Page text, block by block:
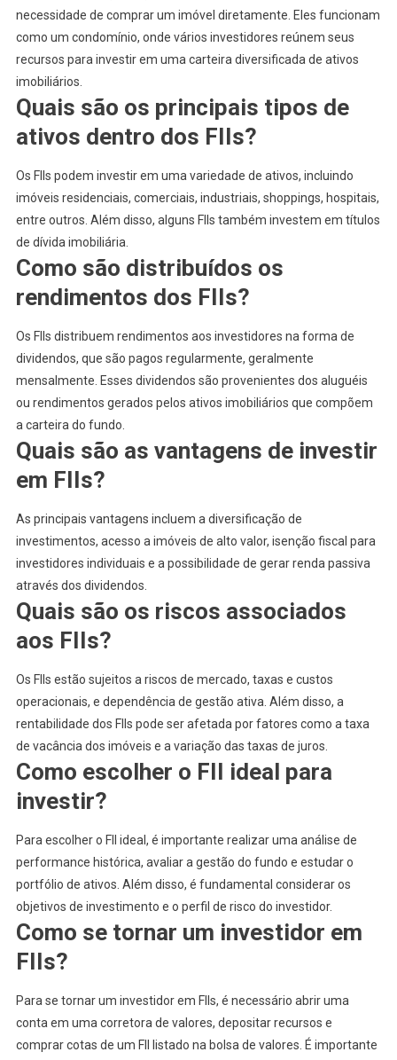
necessidade de comprar um imóvel diretamente. Eles funcionam
como um condomínio, onde vários investidores reúnem seus
recursos para investir em uma carteira diversificada de ativos
imobiliários.
Quais são os principais tipos de
ativos dentro dos FIIs?
Os FIIs podem investir em uma variedade de ativos, incluindo
imóveis residenciais, comerciais, industriais, shoppings, hospitais,
entre outros. Além disso, alguns FIIs também investem em títulos
de dívida imobiliária.
Como são distribuídos os
rendimentos dos FIIs?
Os FIIs distribuem rendimentos aos investidores na forma de
dividendos, que são pagos regularmente, geralmente
mensalmente. Esses dividendos são provenientes dos aluguéis
ou rendimentos gerados pelos ativos imobiliários que compõem
a carteira do fundo.
Quais são as vantagens de investir
em FIIs?
As principais vantagens incluem a diversificação de
investimentos, acesso a imóveis de alto valor, isenção fiscal para
investidores individuais e a possibilidade de gerar renda passiva
através dos dividendos.
Quais são os riscos associados
aos FIIs?
Os FIIs estão sujeitos a riscos de mercado, taxas e custos
operacionais, e dependência de gestão ativa. Além disso, a
rentabilidade dos FIIs pode ser afetada por fatores como a taxa
de vacância dos imóveis e a variação das taxas de juros.
Como escolher o FII ideal para
investir?
Para escolher o FII ideal, é importante realizar uma análise de
performance histórica, avaliar a gestão do fundo e estudar o
portfólio de ativos. Além disso, é fundamental considerar os
objetivos de investimento e o perfil de risco do investidor.
Como se tornar um investidor em
FIIs?
Para se tornar um investidor em FIIs, é necessário abrir uma
conta em uma corretora de valores, depositar recursos e
comprar cotas de um FII listado na bolsa de valores. É importante